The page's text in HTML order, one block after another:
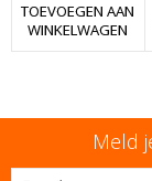
TOEVOEGEN AAN
WINKELWAGEN
Meld